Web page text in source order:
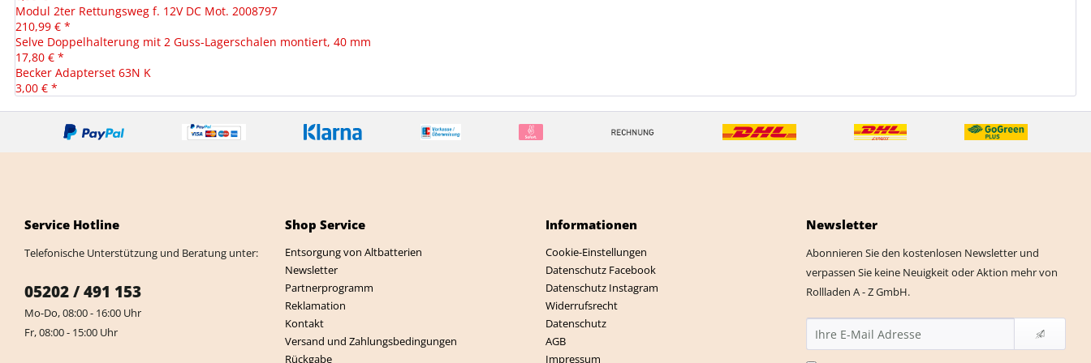
Modul 2ter Rettungsweg f. 12V DC Mot. 2008797
210,99 € *
Selve Doppelhalterung mit 2 Guss-Lagerschalen montiert, 40 mm
17,80 € *
Becker Adapterset 63N K
3,00 € *
Service Hotline
Telefonische Unterstützung und Beratung unter:
05202 / 491 153
Mo-Do, 08:00 - 16:00 Uhr
Fr, 08:00 - 15:00 Uhr
Shop Service
Entsorgung von Altbatterien
Newsletter
Partnerprogramm
Reklamation
Kontakt
Versand und Zahlungsbedingungen
Rückgabe
Informationen
Cookie-Einstellungen
Datenschutz Facebook
Datenschutz Instagram
Widerrufsrecht
Datenschutz
AGB
Impressum
Newsletter
Abonnieren Sie den kostenlosen Newsletter und
verpassen Sie keine Neuigkeit oder Aktion mehr von
Rollladen A - Z GmbH.